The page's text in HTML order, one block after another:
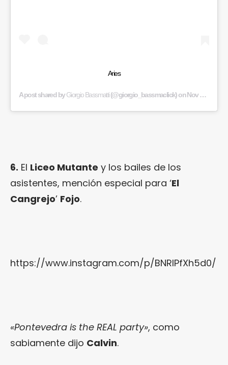
Aries
A post shared byGiorgio Bassmatti(@giorgio_bassmaclick) onNov 25, 2016 at 5:21am PST
6. El Liceo Mutante y los bailes de los
asistentes, mención especial para ‘El
Cangrejo’ Fojo.
https://www.instagram.com/p/BNRlPfXh5d0/
«Pontevedra is the REAL party», como
sabiamente dijo Calvin.